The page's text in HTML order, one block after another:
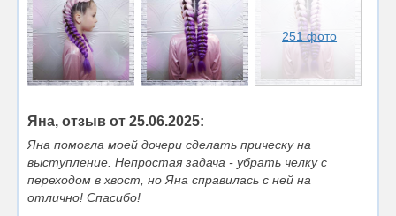
251 фото
Яна, отзыв от 25.06.2025:
Яна помогла моей дочери сделать прическу на
выступление. Непростая задача - убрать челку с
переходом в хвост, но Яна справилась с ней на
отлично! Спасибо!